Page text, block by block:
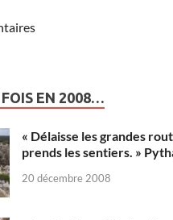
EN 2008…
« Délaisse les grandes
prends les sentiers. »
20 décembre 2008